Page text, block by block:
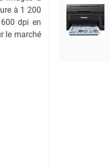
à 1 200
dpi en
le marché